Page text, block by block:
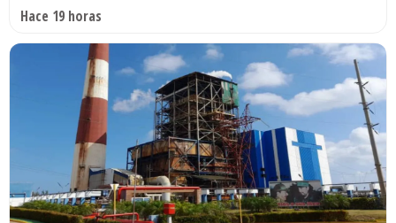
Hace 19 horas